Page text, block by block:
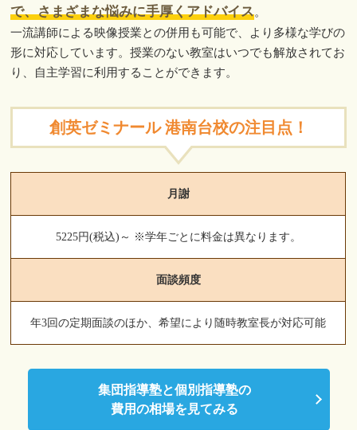
で、さまざまな悩みに手厚くアドバイス。
一流講師による映像授業との併用も可能で、より多様な学びの
形に対応しています。授業のない教室はいつでも解放されてお
り、自主学習に利用することができます。
創英ゼミナール 港南台校の注目点！
月謝
5225円(税込)～ ※学年ごとに料金は異なります。
面談頻度
年3回の定期面談のほか、希望により随時教室長が対応可能
集団指導塾と個別指導塾の
費用の相場を見てみる